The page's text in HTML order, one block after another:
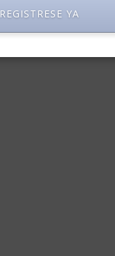
REGISTRESE YA